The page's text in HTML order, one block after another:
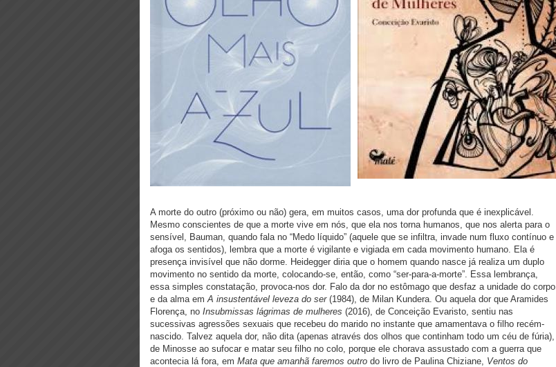
A morte do outro (próximo ou não) gera, em muitos casos, uma dor profunda que é inexplicável.
Mesmo conscientes de que a morte vive em nós, que ela nos torna humanos, que nos alerta para o
sensível, Bauman, quando fala no “Medo líquido” (aquele que se infiltra, invade num fluxo contínuo e
afoga os sentidos), lembra que a morte é vigilante e vigiada em cada movimento humano. Ela é
presença invisível que não dorme. Heidegger diria que o homem quando nasce já realiza um duplo
movimento no sentido da morte, colocando-se, então, como “ser-para-a-morte”. Essa lembrança,
essa simples constatação, provoca-nos dor. Falo da dor no estômago que desfaz a unidade do corpo
e da alma emA insustentável leveza do ser(1984), de Milan Kundera. Ou aquela dor que Aramides
Florença, no Insubmissas lágrimas de mulheres (2016), de Conceição Evaristo, sentiu nas
sucessivas agressões sexuais que recebeu do marido no instante que amamentava o filho recém-
nascido. Talvez aquela dor, não dita (apenas através dos olhos que continham todo um céu de fúria),
de Minosse ao sufocar e matar seu filho no colo, porque ele chorava assustado com a guerra que
acontecia lá fora, em Mata que amanhã faremos outro do livro de Paulina Chiziane, Ventos do